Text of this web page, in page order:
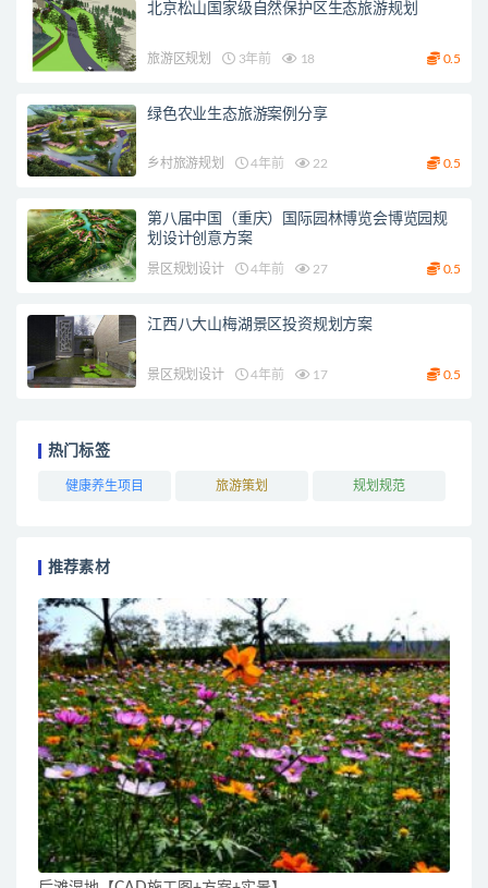
北京松山国家级自然保护区生态旅游规划
旅游区规划 3年前 18 0.5
绿色农业生态旅游案例分享
乡村旅游规划 4年前 22 0.5
第八届中国（重庆）国际园林博览会博览园规
划设计创意方案
景区规划设计 4年前 27 0.5
江西八大山梅湖景区投资规划方案
景区规划设计 4年前 17 0.5
热门标签
健康养生项目 旅游策划 规划规范
推荐素材